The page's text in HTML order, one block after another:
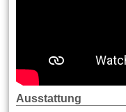
Ausstattung